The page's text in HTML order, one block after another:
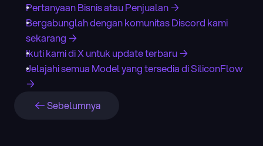
Pertanyaan Bisnis atau Penjualan →
Bergabunglah dengan komunitas Discord kami
sekarang →
Ikuti kami di X untuk update terbaru →
Jelajahi semua Model yang tersedia di SiliconFlow
→
Sebelumnya